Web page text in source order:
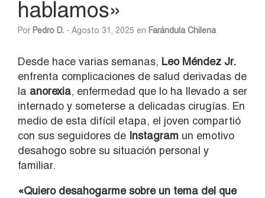
hablamos»
Por Pedro D. - Agosto 31, 2025 en Farándula Chilena
Desde hace varias semanas, Leo Méndez Jr.
enfrenta complicaciones de salud derivadas de
la anorexia, enfermedad que lo ha llevado a ser
internado y someterse a delicadas cirugías. En
medio de esta difícil etapa, el joven compartió
con sus seguidores de Instagram un emotivo
desahogo sobre su situación personal y
familiar.
«Quiero desahogarme sobre un tema del que